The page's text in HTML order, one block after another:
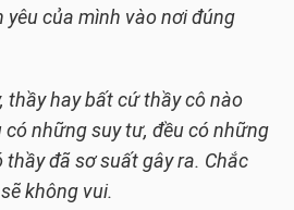
của mình vào nơi đúng
thầy hay bất cứ thầy cô nào
những suy tư, đều có những
đã sơ suất gây ra. Chắc
không vui.